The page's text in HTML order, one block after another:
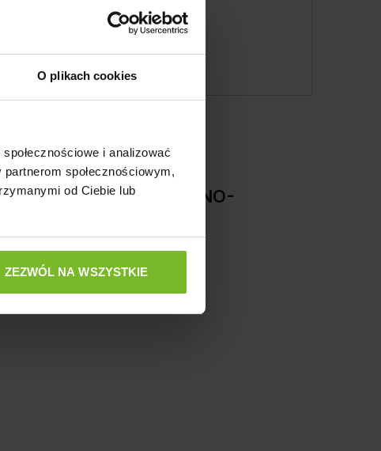
O plikach cookies
i analizować
społecznościowym,
od Ciebie lub
ZEZWÓL NA WSZYSTKIE
PSA W CZERWONO-